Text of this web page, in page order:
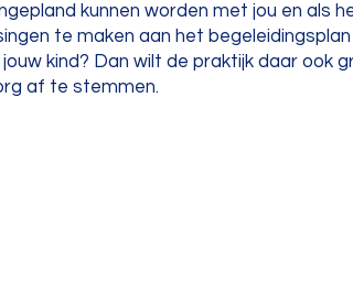
kunnen worden met jou en als
te maken aan het begeleidingsplan
kind? Dan wilt de praktijk daar ook
af te stemmen.